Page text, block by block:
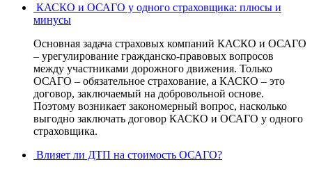
КАСКО и ОСАГО у одного страховщика: плюсы и
минусы
Основная задача страховых компаний КАСКО и ОСАГО
– урегулирование гражданско-правовых вопросов
между участниками дорожного движения. Только
ОСАГО – обязательное страхование, а КАСКО – это
договор, заключаемый на добровольной основе.
Поэтому возникает закономерный вопрос, насколько
выгодно заключать договор КАСКО и ОСАГО у одного
страховщика.
Влияет ли ДТП на стоимость ОСАГО?